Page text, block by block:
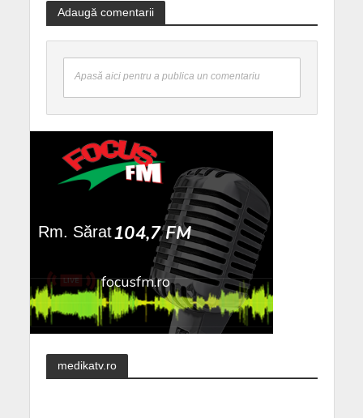
Adaugă comentarii
Apasă aici pentru a publica un comentariu
medikatv.ro